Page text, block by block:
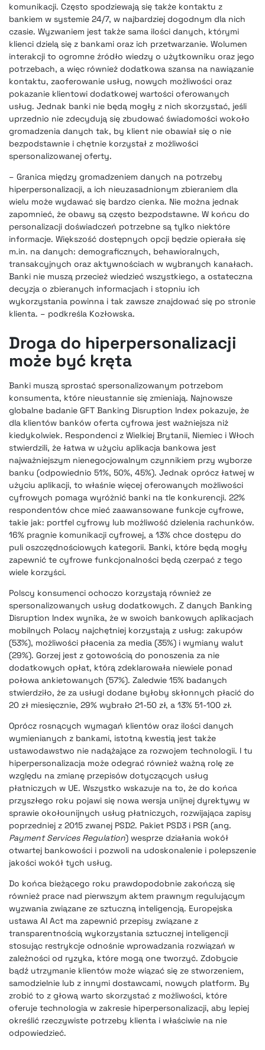
komunikacji. Często spodziewają się także kontaktu z
bankiem w systemie 24/7, w najbardziej dogodnym dla nich
czasie. Wyzwaniem jest także sama ilości danych, którymi
klienci dzielą się z bankami oraz ich przetwarzanie. Wolumen
interakcji to ogromne źródło wiedzy o użytkowniku oraz jego
potrzebach, a więc również dodatkowa szansa na nawiązanie
kontaktu, zaoferowanie usług, nowych możliwości oraz
pokazanie klientowi dodatkowej wartości oferowanych
usług. Jednak banki nie będą mogły z nich skorzystać, jeśli
uprzednio nie zdecydują się zbudować świadomości wokoło
gromadzenia danych tak, by klient nie obawiał się o nie
bezpodstawnie i chętnie korzystał z możliwości
spersonalizowanej oferty.
– Granica między gromadzeniem danych na potrzeby
hiperpersonalizacji, a ich nieuzasadnionym zbieraniem dla
wielu może wydawać się bardzo cienka. Nie można jednak
zapomnieć, że obawy są często bezpodstawne. W końcu do
personalizacji doświadczeń potrzebne są tylko niektóre
informacje. Większość dostępnych opcji będzie opierała się
m.in. na danych: demograficznych, behawioralnych,
transakcyjnych oraz aktywnościach w wybranych kanałach.
Banki nie muszą przecież wiedzieć wszystkiego, a ostateczna
decyzja o zbieranych informacjach i stopniu ich
wykorzystania powinna i tak zawsze znajdować się po stronie
klienta. – podkreśla Kozłowska.
Droga do hiperpersonalizacji
może być kręta
Banki muszą sprostać spersonalizowanym potrzebom
konsumenta, które nieustannie się zmieniają. Najnowsze
globalne badanie GFT Banking Disruption Index pokazuje, że
dla klientów banków oferta cyfrowa jest ważniejsza niż
kiedykolwiek. Respondenci z Wielkiej Brytanii, Niemiec i Włoch
stwierdzili, że łatwa w użyciu aplikacja bankowa jest
najważniejszym nienegocjowalnym czynnikiem przy wyborze
banku (odpowiednio 51%, 50%, 45%). Jednak oprócz łatwej w
użyciu aplikacji, to właśnie więcej oferowanych możliwości
cyfrowych pomaga wyróżnić banki na tle konkurencji. 22%
respondentów chce mieć zaawansowane funkcje cyfrowe,
takie jak: portfel cyfrowy lub możliwość dzielenia rachunków.
16% pragnie komunikacji cyfrowej, a 13% chce dostępu do
puli oszczędnościowych kategorii. Banki, które będą mogły
zapewnić te cyfrowe funkcjonalności będą czerpać z tego
wiele korzyści.
Polscy konsumenci ochoczo korzystają również ze
spersonalizowanych usług dodatkowych. Z danych Banking
Disruption Index wynika, że w swoich bankowych aplikacjach
mobilnych Polacy najchętniej korzystają z usług: zakupów
(53%), możliwości płacenia za media (35%) i wymiany walut
(29%). Gorzej jest z gotowością do ponoszenia za nie
dodatkowych opłat, którą zdeklarowała niewiele ponad
połowa ankietowanych (57%). Zaledwie 15% badanych
stwierdziło, że za usługi dodane byłoby skłonnych płacić do
20 zł miesięcznie, 29% wybrało 21-50 zł, a 13% 51-100 zł.
Oprócz rosnących wymagań klientów oraz ilości danych
wymienianych z bankami, istotną kwestią jest także
ustawodawstwo nie nadążające za rozwojem technologii. I tu
hiperpersonalizacja może odegrać również ważną rolę ze
względu na zmianę przepisów dotyczących usług
płatniczych w UE. Wszystko wskazuje na to, że do końca
przyszłego roku pojawi się nowa wersja unijnej dyrektywy w
sprawie okołounijnych usług płatniczych, rozwijająca zapisy
poprzedniej z 2015 zwanej PSD2. Pakiet PSD3 i PSR (ang.
Payment Services Regulation) wesprze działania wokół
otwartej bankowości i pozwoli na udoskonalenie i polepszenie
jakości wokół tych usług.
Do końca bieżącego roku prawdopodobnie zakończą się
również prace nad pierwszym aktem prawnym regulującym
wyzwania związane ze sztuczną inteligencją. Europejska
ustawa AI Act ma zapewnić przepisy związane z
transparentnością wykorzystania sztucznej inteligencji
stosując restrykcje odnośnie wprowadzania rozwiązań w
zależności od ryzyka, które mogą one tworzyć. Zdobycie
bądź utrzymanie klientów może wiązać się ze stworzeniem,
samodzielnie lub z innymi dostawcami, nowych platform. By
zrobić to z głową warto skorzystać z możliwości, które
oferuje technologia w zakresie hiperpersonalizacji, aby lepiej
określić rzeczywiste potrzeby klienta i właściwie na nie
odpowiedzieć.